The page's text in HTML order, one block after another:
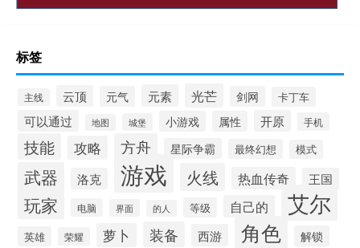
标签
主线 云顶 元气 元素 光芒 剑网 卡丁车
可以通过 地图 城堡 小游戏 属性 开原 手机
技能 攻略 方舟 星际争霸 最终幻想 模式
武器 洛克 游戏 火线 热血传奇 王国
玩家 电脑 界面 的人 等级 自己的 艾尔
英雄 荣耀 萝卜 装备 西游 角色 解锁